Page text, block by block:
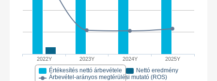
2022Y 2023Y 2024Y 2025Y
Értékesítés nettó árbevétele
Nettó eredmény
Árbevétel-arányos megtérülési mutató (ROS)